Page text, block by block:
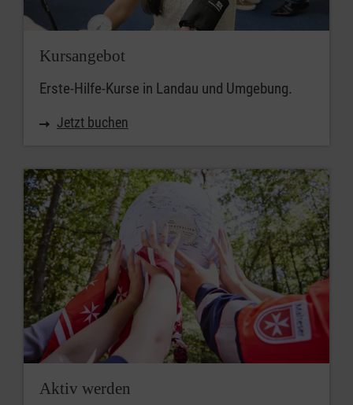
Kursangebot
Erste-Hilfe-Kurse in Landau und Umgebung.
Jetzt buchen
Aktiv werden